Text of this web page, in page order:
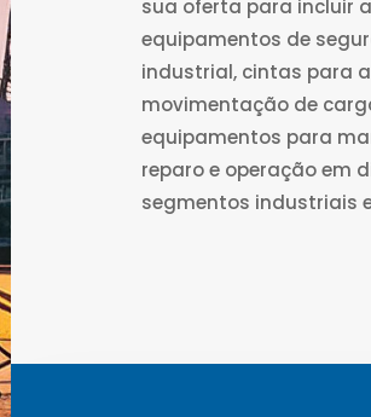
sua oferta para incluir
equipamentos de
industrial, cintas para
movimentação de
equipamentos para
reparo e operação em
segmentos industriais